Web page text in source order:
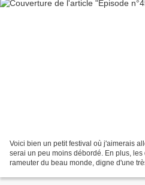
Voici bien un petit festival où j'aimerais
serai un peu moins débordé. En plus,
rameuter du beau monde, digne d'une